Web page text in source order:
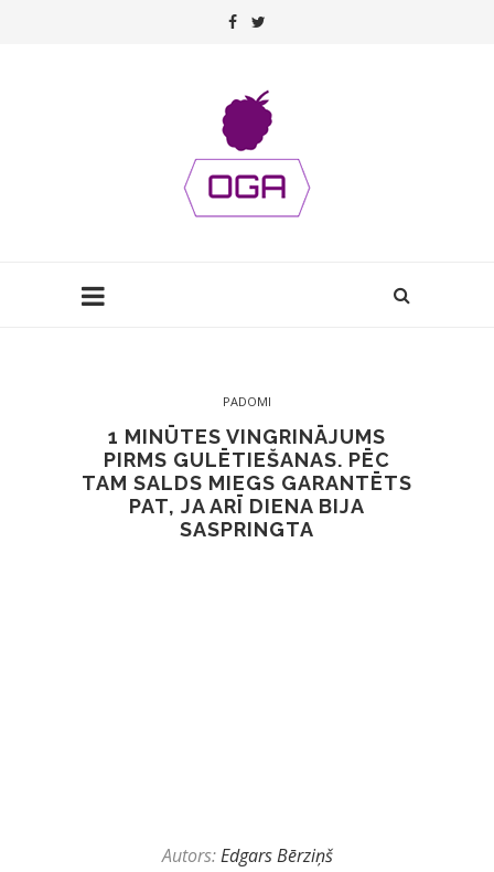
PADOMI
1 MINŪTES VINGRINĀJUMS
PIRMS GULĒTIEŠANAS. PĒC
TAM SALDS MIEGS GARANTĒTS
PAT, JA ARĪ DIENA BIJA
SASPRINGTA
Autors:Edgars Bērziņš